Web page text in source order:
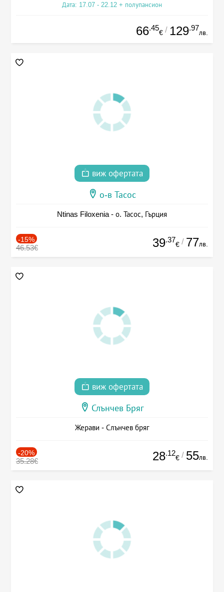
Дата: 17.07 - 22.12 + полупансион
66.45
€ / 129.97
лв.
виж офертата
о-в Тасос
Ntinas Filoxenia - о. Тасос, Гърция
-15%
46.53€ 39.37
€ / 77лв.
виж офертата
Слънчев Бряг
Жерави - Слънчев бряг
-20%
35.28€ 28.12
€ / 55лв.